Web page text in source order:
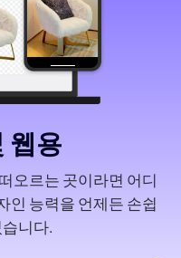
웹용
오르는 곳이라면 어디
인 능력을 언제든 손쉽
니다.